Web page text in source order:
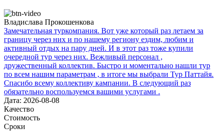
Владислава Прокошенкова
Замечательная туркомпания. Вот уже который раз летаем за
границу через них и по нашему региону ездим, любим и
активный отдых на пару дней. И в этот раз тоже купили
очередной тур через них. Вежливый персонал ,
дружественный коллектив. Быстро и моментально нашли тур
по всем нашим параметрам , в итоге мы выбрали Тур Паттайя.
Спасибо всему коллективу кампании. В следующий раз
обязательно воспользуемся вашими услугами .
Дата: 2026-08-08
Качество
Стоимость
Сроки